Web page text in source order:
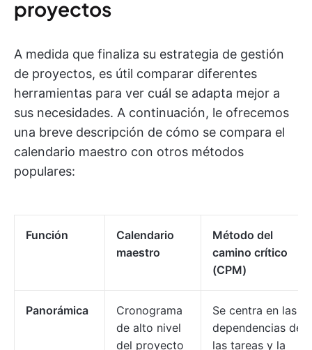
proyectos
A medida que finaliza su estrategia de gestión
de proyectos, es útil comparar diferentes
herramientas para ver cuál se adapta mejor a
sus necesidades. A continuación, le ofrecemos
una breve descripción de cómo se compara el
calendario maestro con otros métodos
populares:
Función
Calendario
maestro
Método del
camino crítico
(CPM)
Panorámica
Cronograma
de alto nivel
del proyecto
Se centra en las
dependencias de
las tareas y la